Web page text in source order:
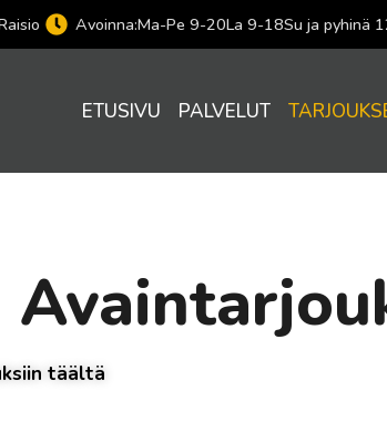
Avoinna:Ma-Pe 9-20La 9-18Su ja pyhinä
ETUSIVU PALVELUT
täältä